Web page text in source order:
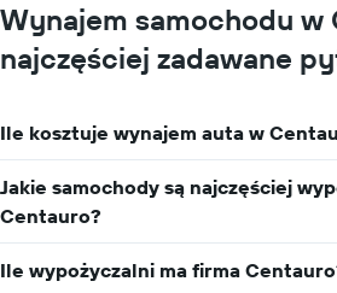
Wynajem samochodu w
najczęściej zadawane
Ile kosztuje wynajem auta w
Jakie samochody są najczęściej
Centauro?
Ile wypożyczalni ma firma